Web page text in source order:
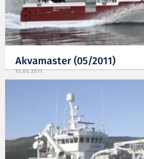
Akvamaster (05/2011)
13.05.2011